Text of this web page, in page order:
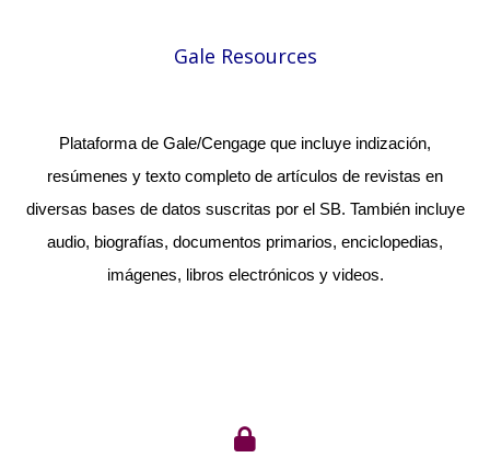
Gale Resources
Plataforma de Gale/Cengage que incluye indización,
resúmenes y texto completo de artículos de revistas en
diversas bases de datos suscritas por el SB. También incluye
audio, biografías, documentos primarios, enciclopedias,
imágenes, libros electrónicos y videos.